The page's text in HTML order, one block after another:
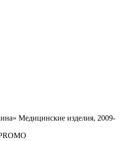
Медицинские изделия, 2009-